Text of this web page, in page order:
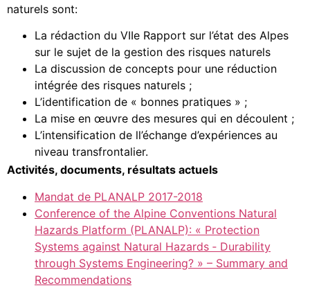
naturels sont:
La rédaction du VIIe Rapport sur l’état des Alpes
sur le sujet de la gestion des risques naturels
La discussion de concepts pour une réduction
intégrée des risques naturels ;
L’identification de « bonnes pratiques » ;
La mise en œuvre des mesures qui en découlent ;
L’intensification de ll’échange d’expériences au
niveau transfrontalier.
Activités, documents, résultats actuels
Mandat de PLANALP 2017-2018
Conference of the Alpine Conventions Natural
Hazards Platform (PLANALP): « Protection
Systems against Natural Hazards ‐ Durability
through Systems Engineering? » – Summary and
Recommendations